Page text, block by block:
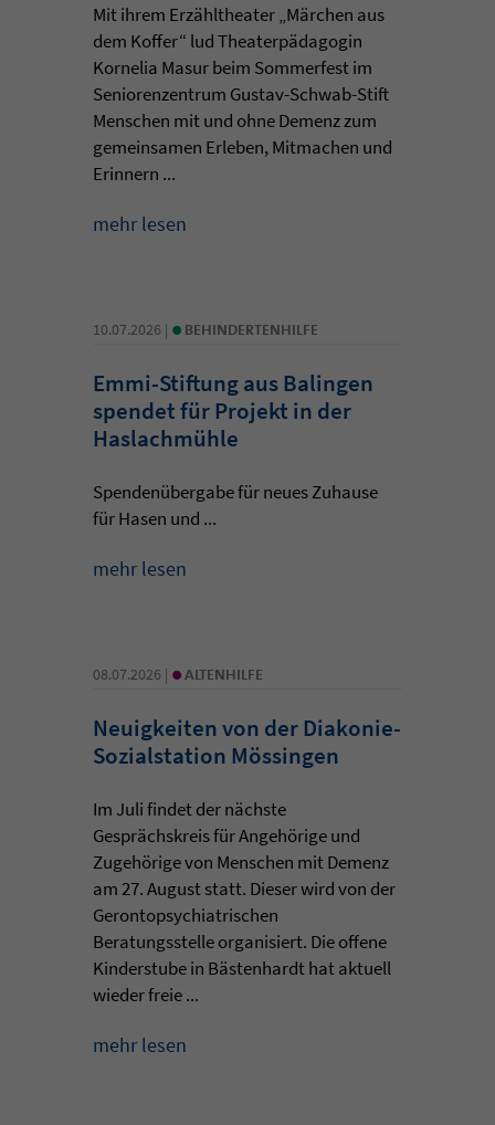
Mit ihrem Erzähltheater „Märchen aus
dem Koffer“ lud Theaterpädagogin
Kornelia Masur beim Sommerfest im
Seniorenzentrum Gustav-Schwab-Stift
Menschen mit und ohne Demenz zum
gemeinsamen Erleben, Mitmachen und
Erinnern ...
mehr lesen
10.07.2026 | • BEHINDERTENHILFE
Emmi-Stiftung aus Balingen
spendet für Projekt in der
Haslachmühle
Spendenübergabe für neues Zuhause
für Hasen und ...
mehr lesen
08.07.2026 | • ALTENHILFE
Neuigkeiten von der Diakonie-
Sozialstation Mössingen
Im Juli findet der nächste
Gesprächskreis für Angehörige und
Zugehörige von Menschen mit Demenz
am 27. August statt. Dieser wird von der
Gerontopsychiatrischen
Beratungsstelle organisiert. Die offene
Kinderstube in Bästenhardt hat aktuell
wieder freie ...
mehr lesen